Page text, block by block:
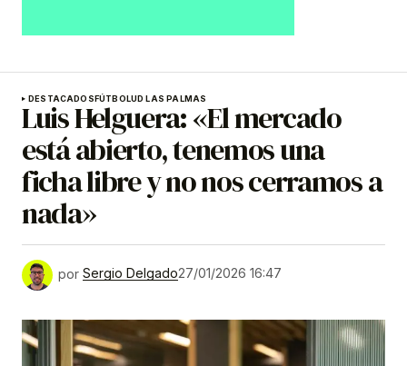
DESTACADOSFÚTBOLUD LAS PALMAS
Luis Helguera: «El mercado
está abierto, tenemos una
ficha libre y no nos cerramos a
nada»
por Sergio Delgado27/01/2026 16:47